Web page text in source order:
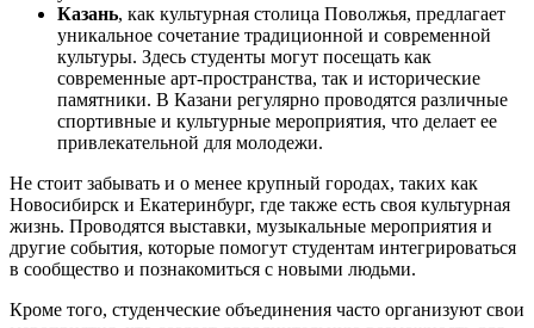
Казань, как культурная столица Поволжья, предлагает
уникальное сочетание традиционной и современной
культуры. Здесь студенты могут посещать как
современные арт-пространства, так и исторические
памятники. В Казани регулярно проводятся различные
спортивные и культурные мероприятия, что делает ее
привлекательной для молодежи.
Не стоит забывать и о менее крупный городах, таких как
Новосибирск и Екатеринбург, где также есть своя культурная
жизнь. Проводятся выставки, музыкальные мероприятия и
другие события, которые помогут студентам интегрироваться
в сообщество и познакомиться с новыми людьми.
Кроме того, студенческие объединения часто организуют свои